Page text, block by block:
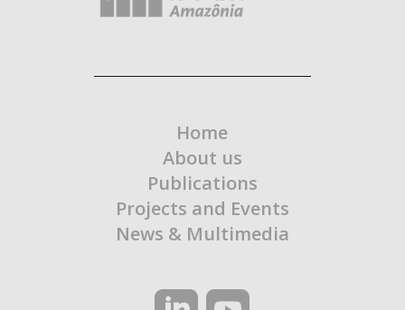
Home
About us
Publications
Projects and Events
News & Multimedia